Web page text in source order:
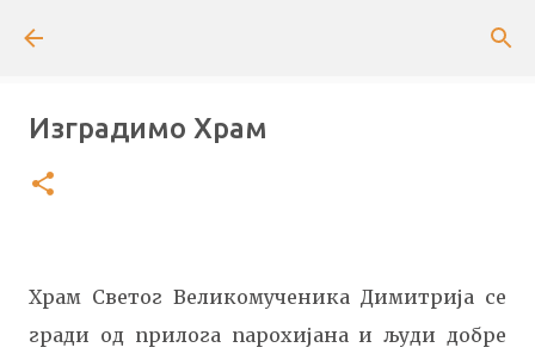
Изградимо Храм
Храм Светог Великомученика Димитрија се
гради од прилога парохијана и људи добре